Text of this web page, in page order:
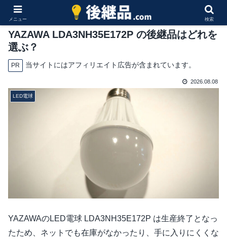
YAZAWA LDA3NH35E172P の後継品はどれを
選ぶ？
PR 当サイトにはアフィリエイト広告が含まれています。
2026.08.08
LED電球
YAZAWAのLED電球 LDA3NH35E172P は生産終了となっ
たため、ネットでも在庫がなかったり、手に入りにくくな
メニュー 検索